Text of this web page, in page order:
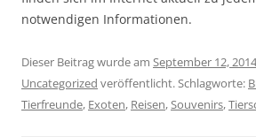
notwendigen Informationen.
Dieser Beitrag wurde am September 12, 2014
Uncategorized veröffentlicht. Schlagworte:
Tierfreunde, Exoten, Reisen,Souvenirs,